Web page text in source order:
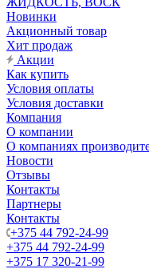
Новинки
Акционный товар
Хит продаж
Акции
Как купить
Условия оплаты
Условия доставки
Компания
О компании
О компаниях
Новости
Отзывы
Контакты
Партнеры
Контакты
+375 44 792-24-99
+375 44 792-24-99
+375 17 320-21-99